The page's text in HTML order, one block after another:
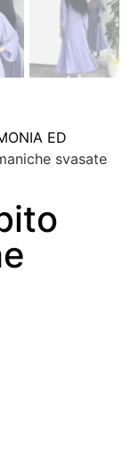
ED
svasate